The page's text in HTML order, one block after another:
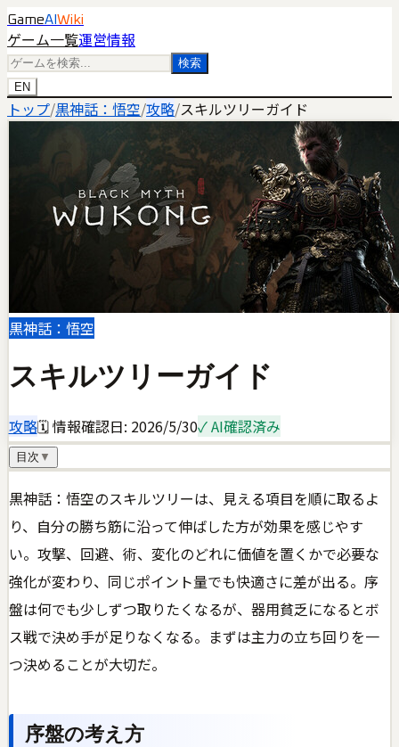
GameAI Wiki
ゲーム一覧運営情報
検索
EN
トップ/黒神話：悟空/攻略/スキルツリーガイド
黒神話：悟空
スキルツリーガイド
攻略🗓 情報確認日: 2026/5/30✓ AI確認済み
目次 ▼
黒神話：悟空のスキルツリーは、見える項目を順に取るよ
り、自分の勝ち筋に沿って伸ばした方が効果を感じやす
い。攻撃、回避、術、変化のどれに価値を置くかで必要な
強化が変わり、同じポイント量でも快適さに差が出る。序
盤は何でも少しずつ取りたくなるが、器用貧乏になるとボ
ス戦で決め手が足りなくなる。まずは主力の立ち回りを一
つ決めることが大切だ。
序盤の考え方